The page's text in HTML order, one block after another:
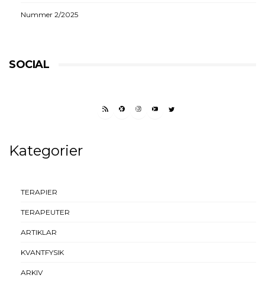
Nummer 2/2025
SOCIAL
RSS FEEDFACEBOOK
INSTAGRAM
YOUTUBETWITTER
Kategorier
TERAPIER
TERAPEUTER
ARTIKLAR
KVANTFYSIK
ARKIV